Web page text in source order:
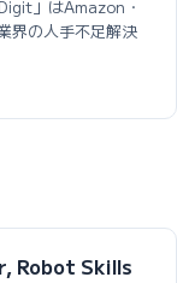
」はAmazon・
界の人手不足解決
Robot Skills